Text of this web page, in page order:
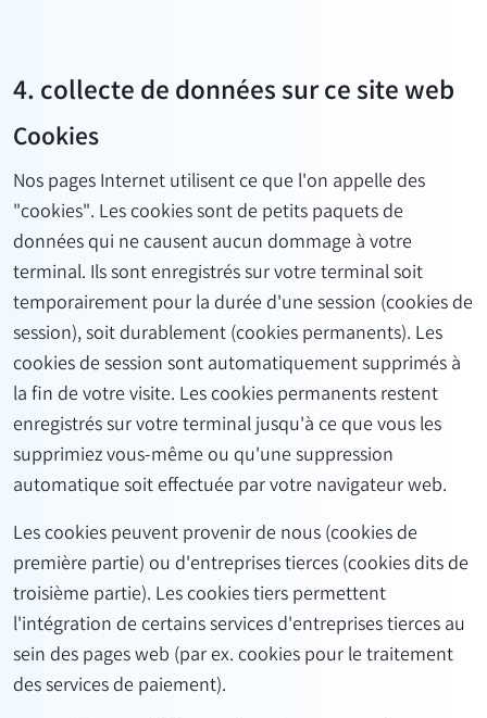
4. collecte de données sur ce site web
Cookies
Nos pages Internet utilisent ce que l'on appelle des
"cookies". Les cookies sont de petits paquets de
données qui ne causent aucun dommage à votre
terminal. Ils sont enregistrés sur votre terminal soit
temporairement pour la durée d'une session (cookies de
session), soit durablement (cookies permanents). Les
cookies de session sont automatiquement supprimés à
la fin de votre visite. Les cookies permanents restent
enregistrés sur votre terminal jusqu'à ce que vous les
supprimiez vous-même ou qu'une suppression
automatique soit effectuée par votre navigateur web.
Les cookies peuvent provenir de nous (cookies de
première partie) ou d'entreprises tierces (cookies dits de
troisième partie). Les cookies tiers permettent
l'intégration de certains services d'entreprises tierces au
sein des pages web (par ex. cookies pour le traitement
des services de paiement).